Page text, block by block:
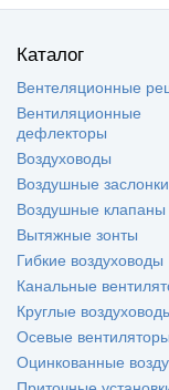
Каталог
Вентеляционные
Вентиляционные
дефлекторы
Воздуховоды
Воздушные заслонки
Воздушные клапаны
Вытяжные зонты
Гибкие воздуховоды
Канальные
Круглые
Осевые вентиляторы
Оцинкованные